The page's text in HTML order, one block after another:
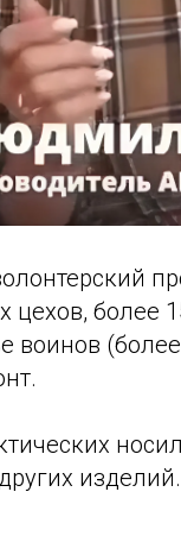
цехов, более
воинов
изделий.